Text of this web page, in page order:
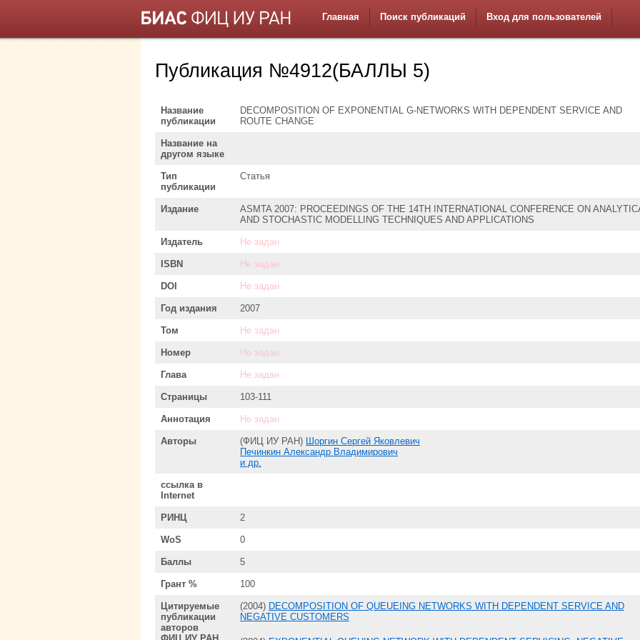
Главная Поиск публикаций Вход для пользователей
Публикация №4912(БАЛЛЫ 5)
Название
публикации
DECOMPOSITION OF EXPONENTIAL G-NETWORKS WITH DEPENDENT SERVICE AND
ROUTE CHANGE
Название на
другом языке
Тип
публикации
Статья
Издание
ASMTA 2007: PROCEEDINGS OF THE 14TH INTERNATIONAL CONFERENCE ON
AND STOCHASTIC MODELLING TECHNIQUES AND APPLICATIONS
Издатель Не задан
ISBN Не задан
DOI Не задан
Год издания 2007
Том Не задан
Номер Не задан
Глава Не задан
Страницы 103-111
Аннотация Не задан
Авторы (ФИЦ ИУ РАН)
Шоргин Сергей Яковлевич
Печинкин Александр Владимирович
и др.
ссылка в
Internet
РИНЦ 2
WoS 0
Баллы 5
Грант % 100
Цитируемые
публикации
авторов
(2004) DECOMPOSITION OF QUEUEING NETWORKS WITH DEPENDENT SERVICE AND
NEGATIVE CUSTOMERS